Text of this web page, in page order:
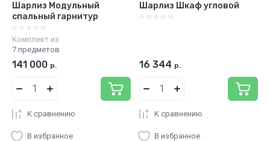
Шарлиз Модульный
спальный гарнитур
Комплект из
7 предметов
141 000 р.
К сравнению
В избранное
Шарлиз Шкаф угловой
16 344 р.
К сравнению
В избранное